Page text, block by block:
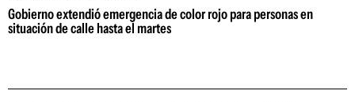
Gobierno extendió emergencia de color rojo para personas en
situación de calle hasta el martes